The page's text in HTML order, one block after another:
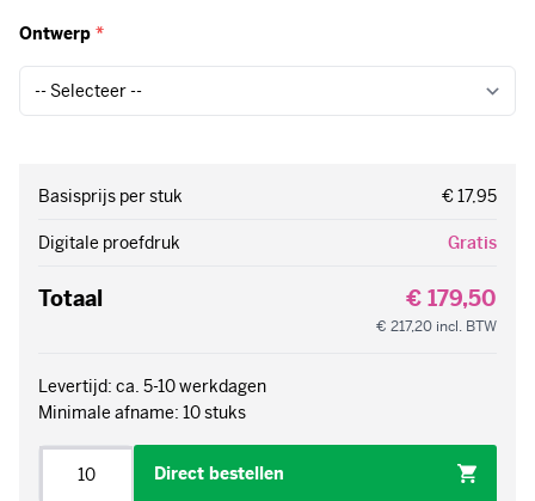
Basisprijs per stuk € 17,95
Totaal € 179,50
incl. BTW
Levertijd: ca. 5-10 werkdagen
Direct bestellen
Ontvang meer korting bij grotere aantallen!
Bekijk de
staffelkortingvoor alle prijzen